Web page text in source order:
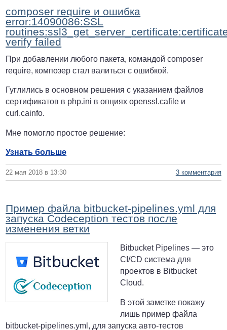
composer require и ошибка
error:14090086:SSL
verify failed
При добавлении любого пакета, командой composer
require, композер стал валиться с ошибкой.
Гуглились в основном решения с указанием файлов
сертификатов в php.ini в опциях openssl.cafile и
curl.cainfo.
Мне помогло простое решение:
Узнать больше
22 мая 2018 в 13:30 3 комментария
Пример файла bitbucket-pipelines.yml для
запуска Codeception тестов после
изменения ветки
Bitbucket Pipelines — это
CI/CD система для
проектов в Bitbucket
Cloud.
В этой заметке покажу
лишь пример файла
bitbucket-pipelines.yml, для запуска авто-тестов